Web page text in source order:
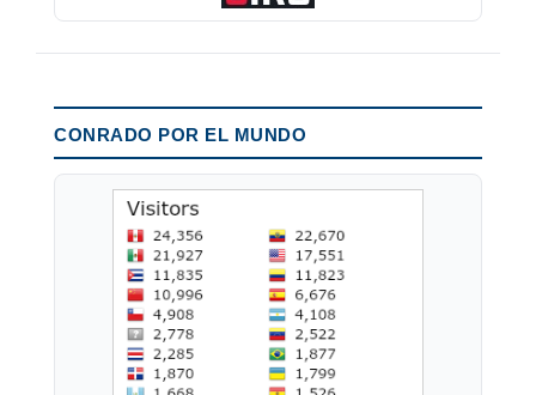
CONRADO POR EL MUNDO